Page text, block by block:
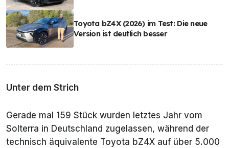
Toyota bZ4X (2026) im Test: Die neue
Version ist deutlich besser
Unter dem Strich
Gerade mal 159 Stück wurden letztes Jahr vom
Solterra in Deutschland zugelassen, während der
technisch äquivalente Toyota bZ4X auf über 5.000